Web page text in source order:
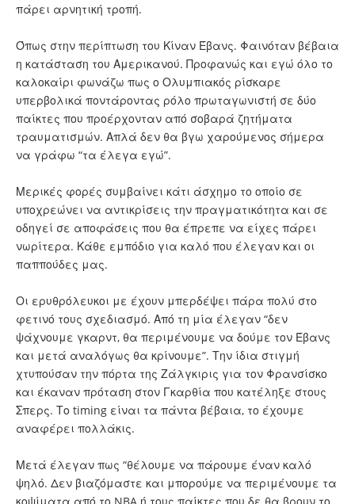
πάρει αρνητική τροπή.
Όπως στην περίπτωση του Κίναν Έβανς. Φαινόταν βέβαια
η κατάσταση του Αμερικανού. Προφανώς και εγώ όλο το
καλοκαίρι φωνάζω πως ο Ολυμπιακός ρίσκαρε
υπερβολικά ποντάροντας ρόλο πρωταγωνιστή σε δύο
παίκτες που προέρχονταν από σοβαρά ζητήματα
τραυματισμών. Απλά δεν θα βγω χαρούμενος σήμερα
να γράφω “τα έλεγα εγώ”.
Μερικές φορές συμβαίνει κάτι άσχημο το οποίο σε
υποχρεώνει να αντικρίσεις την πραγματικότητα και σε
οδηγεί σε αποφάσεις που θα έπρεπε να είχες πάρει
νωρίτερα. Κάθε εμπόδιο για καλό που έλεγαν και οι
παππούδες μας.
Οι ερυθρόλευκοι με έχουν μπερδέψει πάρα πολύ στο
φετινό τους σχεδιασμό. Από τη μία έλεγαν “δεν
ψάχνουμε γκαρντ, θα περιμένουμε να δούμε τον Έβανς
και μετά αναλόγως θα κρίνουμε”. Την ίδια στιγμή
χτυπούσαν την πόρτα της Ζάλγκιρις για τον Φρανσίσκο
και έκαναν πρόταση στον Γκαρθία που κατέληξε στους
Σπερς. Το timing είναι τα πάντα βέβαια, το έχουμε
αναφέρει πολλάκις.
Μετά έλεγαν πως “θέλουμε να πάρουμε έναν καλό
ψηλό. Δεν βιαζόμαστε και μπορούμε να περιμένουμε τα
κοψίματα από το NBA ή τους παίκτες που δε θα βρουν το